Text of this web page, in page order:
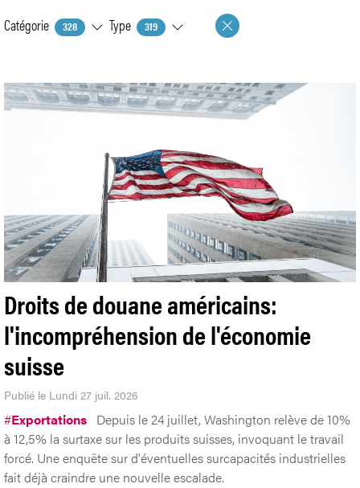
Catégorie 328 Type 319
Droits de douane américains:
l'incompréhension de l'économie
suisse
Publié le Lundi 27 juil. 2026
#Exportations Depuis le 24 juillet, Washington relève de 10%
à 12,5% la surtaxe sur les produits suisses, invoquant le travail
forcé. Une enquête sur d'éventuelles surcapacités industrielles
fait déjà craindre une nouvelle escalade.